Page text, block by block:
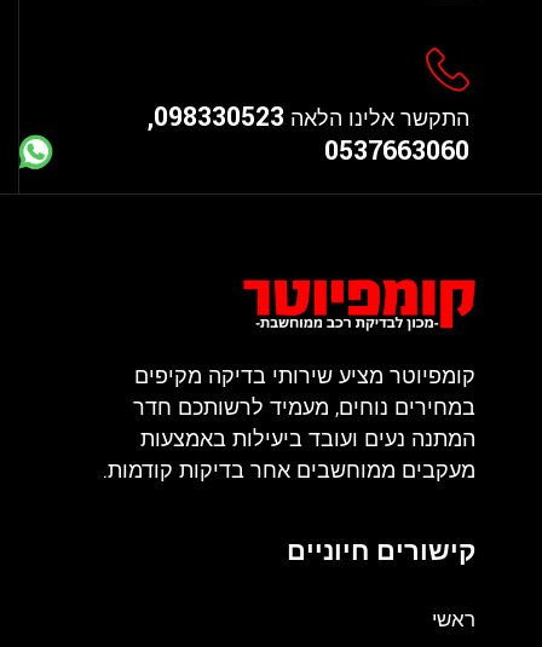
התקשר אלינו הלאה
098330523,
0537663060
קומפיוטר מציע שירותי בדיקה מקיפים
במחירים נוחים, מעמיד לרשותכם חדר
המתנה נעים ועובד ביעילות באמצעות
מעקבים ממוחשבים אחר בדיקות קודמות.
קישורים חיוניים
ראשי